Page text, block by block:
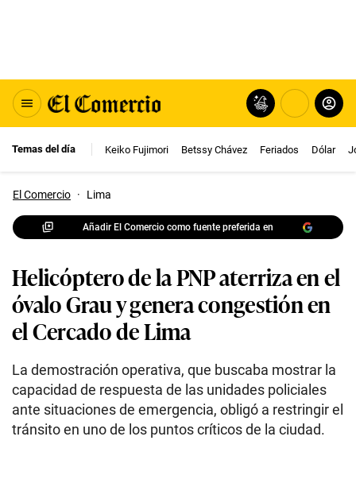
Temas del día Keiko Fujimori Betssy Chávez Feriados Dólar
El Comercio · Lima
Añadir El Comercio como fuente preferida en
Helicóptero de la PNP aterriza en el
óvalo Grau y genera congestión en
el Cercado de Lima
La demostración operativa, que buscaba mostrar la
capacidad de respuesta de las unidades policiales
ante situaciones de emergencia, obligó a restringir el
tránsito en uno de los puntos críticos de la ciudad.